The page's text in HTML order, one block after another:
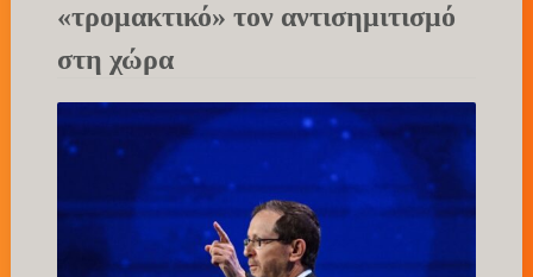
«τρομακτικό» τον αντισημιτισμό
στη χώρα